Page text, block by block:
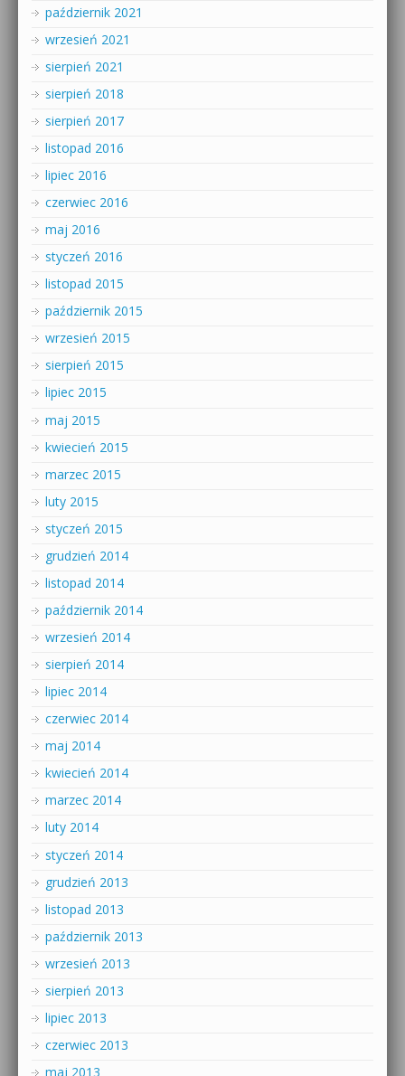
październik 2021
wrzesień 2021
sierpień 2021
sierpień 2018
sierpień 2017
listopad 2016
lipiec 2016
czerwiec 2016
maj 2016
styczeń 2016
listopad 2015
październik 2015
wrzesień 2015
sierpień 2015
lipiec 2015
maj 2015
kwiecień 2015
marzec 2015
luty 2015
styczeń 2015
grudzień 2014
listopad 2014
październik 2014
wrzesień 2014
sierpień 2014
lipiec 2014
czerwiec 2014
maj 2014
kwiecień 2014
marzec 2014
luty 2014
styczeń 2014
grudzień 2013
listopad 2013
październik 2013
wrzesień 2013
sierpień 2013
lipiec 2013
czerwiec 2013
maj 2013